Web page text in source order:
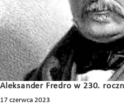
Aleksander Fredro w 230.
17 czerwca 2023